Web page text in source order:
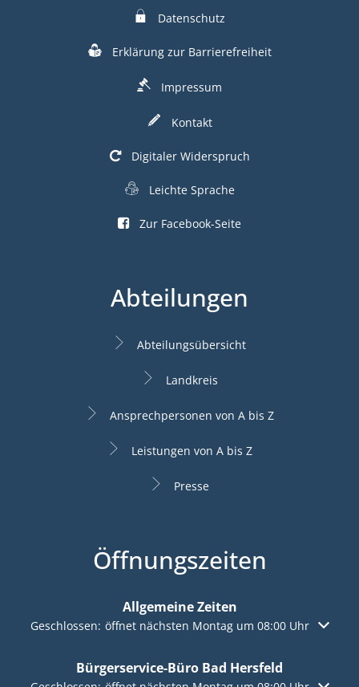
Datenschutz
Erklärung zur Barrierefreiheit
Impressum
Kontakt
Digitaler Widerspruch
Leichte Sprache
Zur Facebook-Seite
Abteilungen
Abteilungsübersicht
Landkreis
Ansprechpersonen von A bis Z
Leistungen von A bis Z
Presse
Öffnungszeiten
Allgemeine Zeiten
Klicken, um weitere Öffnungs- oder Schließzeiten
Geschlossen: öffnet nächsten Montag um 08:00 Uhr
Bürgerservice-Büro Bad Hersfeld